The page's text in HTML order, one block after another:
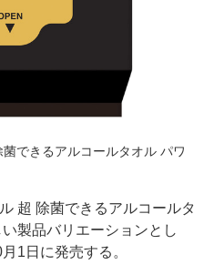
できるアルコールタオル パワ
超 除菌できるアルコールタ
製品バリエーションとし
1日に発売する。